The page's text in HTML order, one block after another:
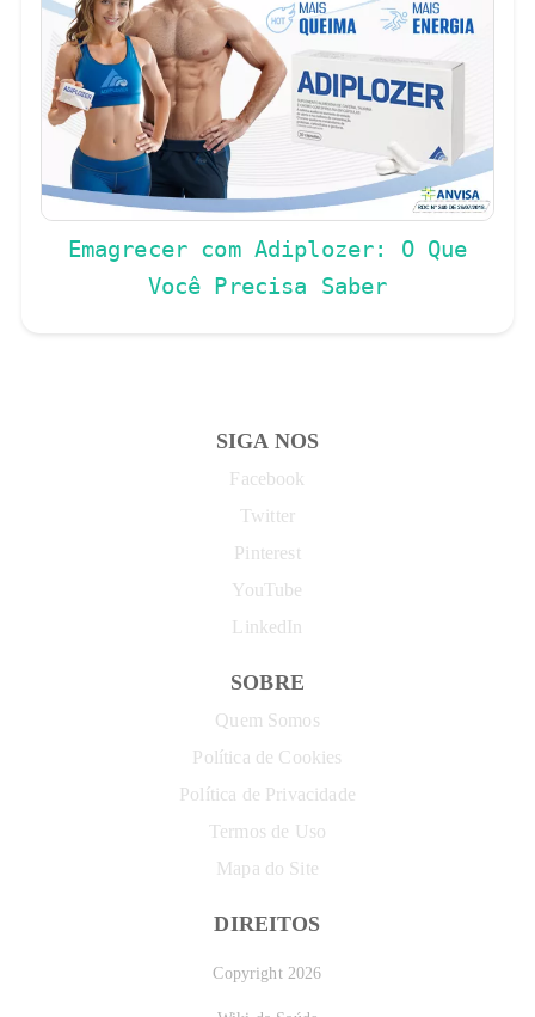
Emagrecer com Adiplozer: O Que
Você Precisa Saber
SIGA NOS
Facebook
Twitter
Pinterest
YouTube
LinkedIn
SOBRE
Quem Somos
Política de Cookies
Política de Privacidade
Termos de Uso
Mapa do Site
DIREITOS
Copyright 2026